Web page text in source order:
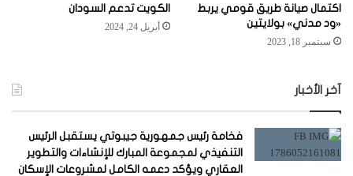
اكتمال صيانة طريق قومي يربط
«ود مدني» بولايتين
سبتمبر 18, 2023
الكويت تدعم السودان
أبريل 24, 2024
آخر الأخبار
فخامة رئيس جمهورية جيبوتي يستقبل الرئيس
التنفيذي لمجموعة المبارك للإنشاءات والتطوير
العقاري ويؤكد دعمه الكامل لمشروعات الإسكان